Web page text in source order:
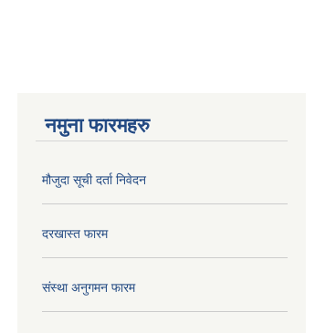
नमुना फारमहरु
मौजुदा सूची दर्ता निवेदन
दरखास्त फारम
संस्था अनुगमन फारम